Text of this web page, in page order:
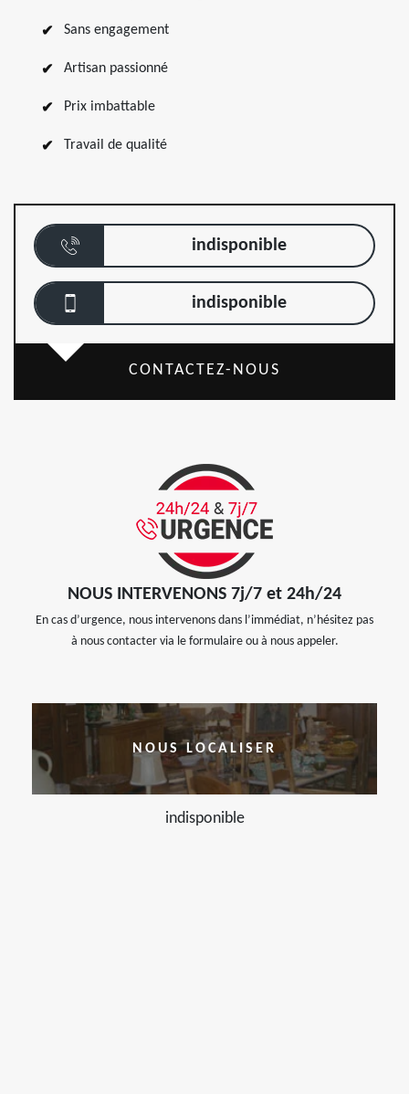
Sans engagement
Artisan passionné
Prix imbattable
Travail de qualité
indisponible
indisponible
CONTACTEZ-NOUS
NOUS INTERVENONS 7j/7 et 24h/24
En cas d’urgence, nous intervenons dans l’immédiat, n’hésitez pas
à nous contacter via le formulaire ou à nous appeler.
NOUS LOCALISER
indisponible